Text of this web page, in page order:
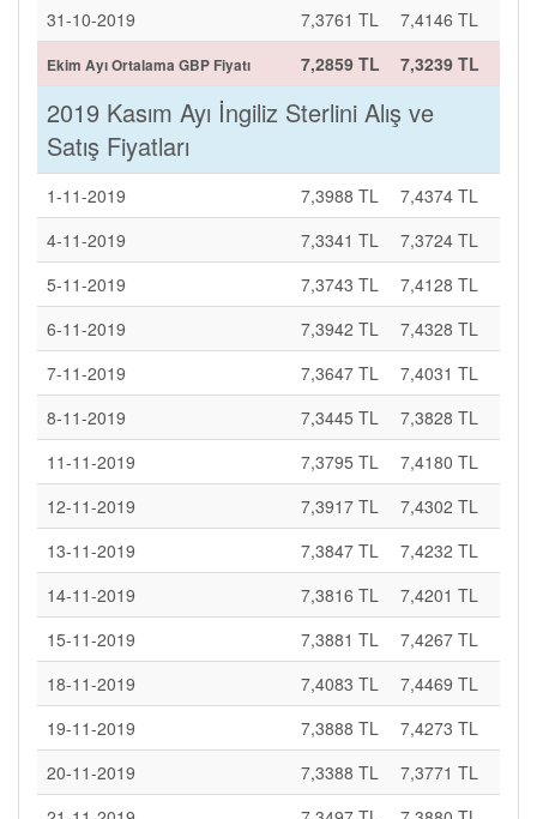
31-10-2019 7,3761 TL 7,4146 TL
Ekim Ayı Ortalama GBP Fiyatı 7,2859 TL 7,3239 TL
2019 Kasım Ayı İngiliz Sterlini Alış ve
Satış Fiyatları
1-11-2019 7,3988 TL
7,4374 TL
4-11-2019
7,3341 TL
7,3724 TL
5-11-2019
7,3743 TL
7,4128 TL
6-11-2019
7,3942 TL
7,4328 TL
7-11-2019
7,3647 TL
7,4031 TL
8-11-2019
7,3445 TL
7,3828 TL
11-11-2019
7,3795 TL
7,4180 TL
12-11-2019
7,3917 TL
7,4302 TL
13-11-2019
7,3847 TL
7,4232 TL
14-11-2019
7,3816 TL
7,4201 TL
15-11-2019
7,3881 TL
7,4267 TL
18-11-2019
7,4083 TL
7,4469 TL
19-11-2019
7,3888 TL
7,4273 TL
20-11-2019
7,3388 TL
7,3771 TL